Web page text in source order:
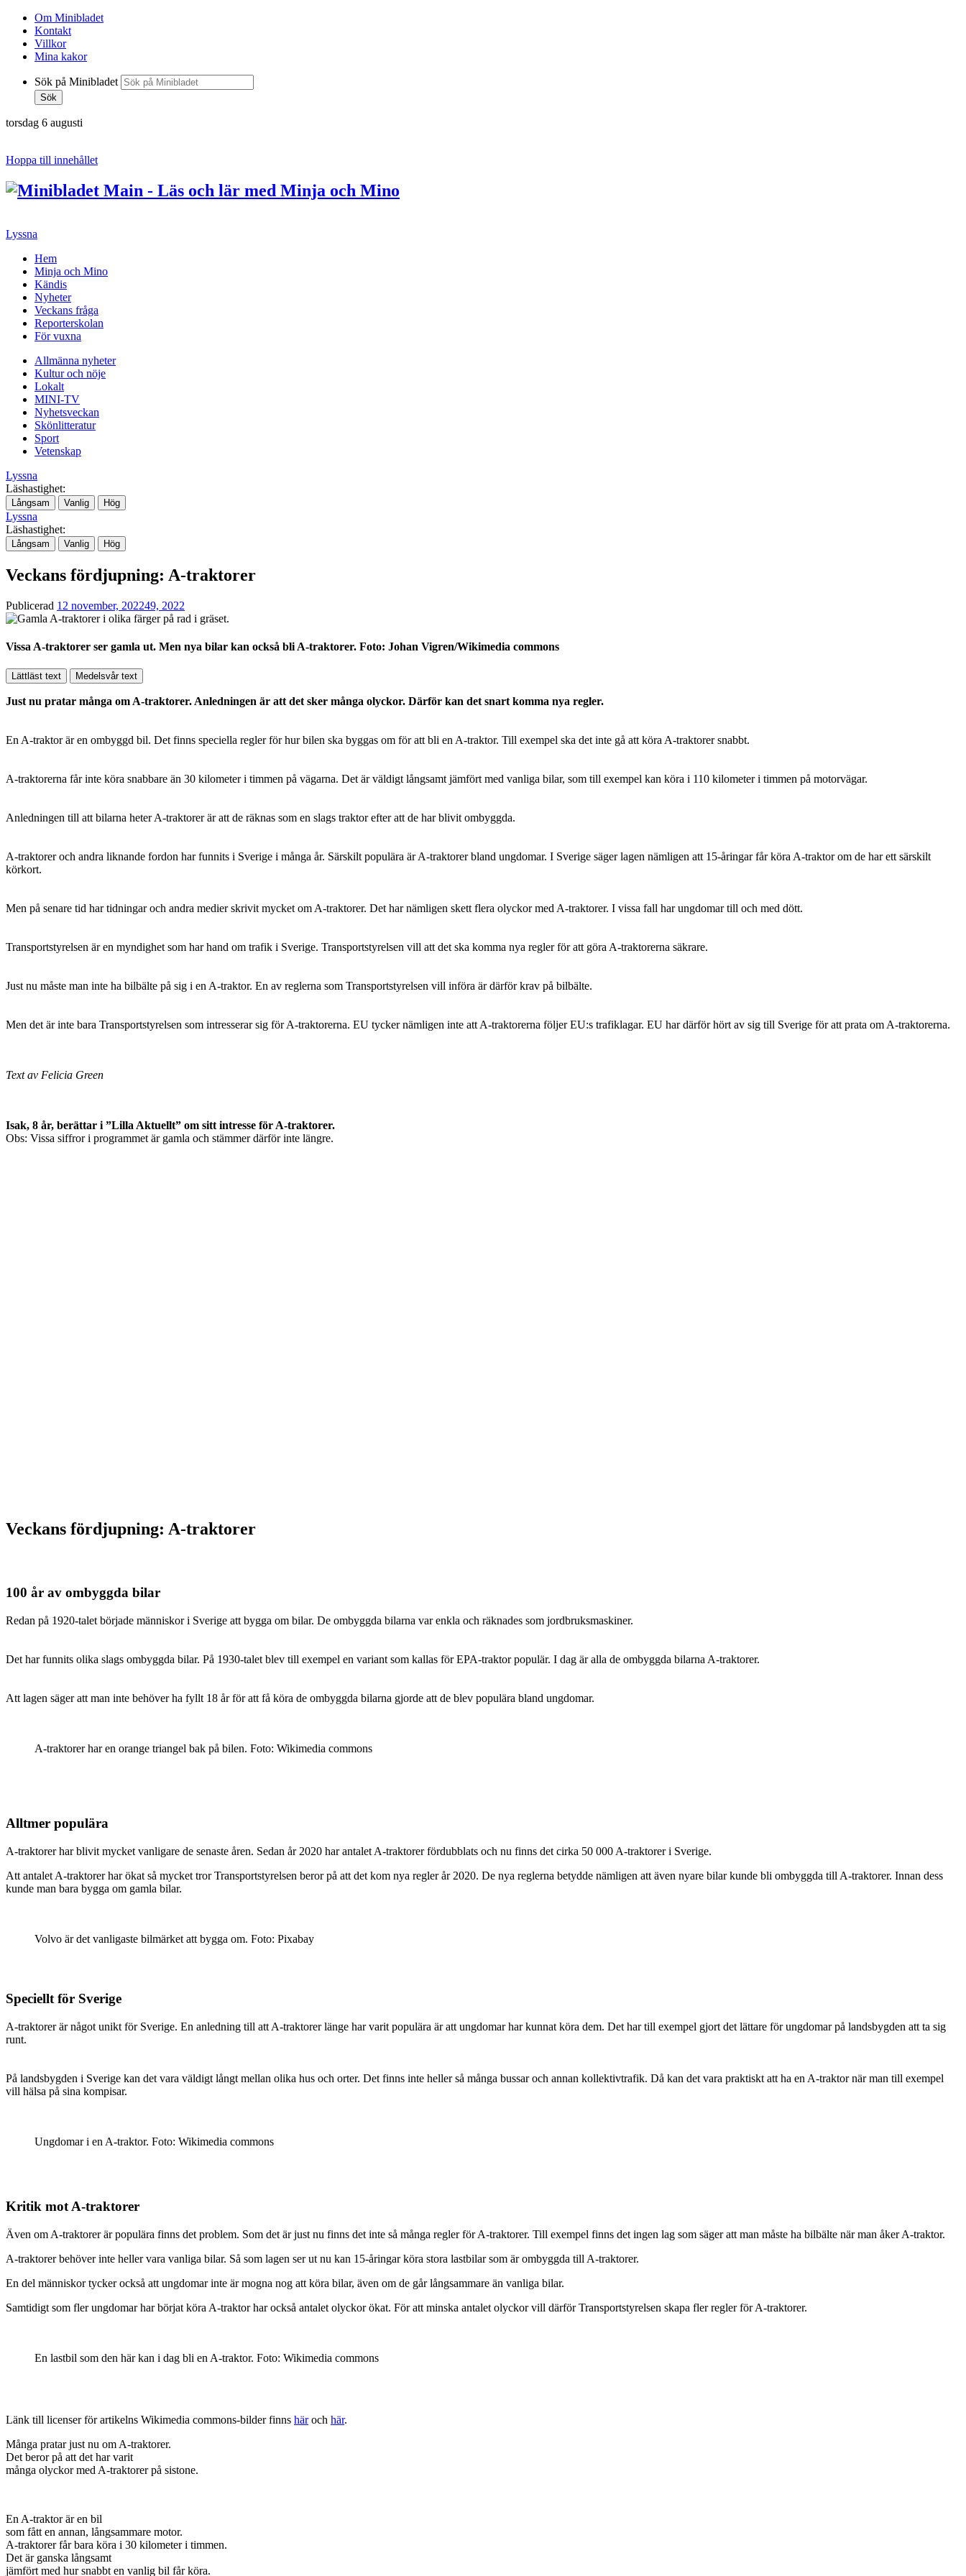
Om Minibladet
Kontakt
Villkor
Mina kakor
Sök på Minibladet
Sök
torsdag 6 augusti
Hoppa till innehållet
Lyssna
Hem
Minja och Mino
Kändis
Nyheter
Veckans fråga
Reporterskolan
För vuxna
Allmänna nyheter
Kultur och nöje
Lokalt
MINI-TV
Nyhetsveckan
Skönlitteratur
Sport
Vetenskap
Lyssna
Läshastighet:
Långsam Vanlig Hög
Lyssna
Läshastighet:
Långsam Vanlig Hög
Veckans fördjupning: A-traktorer
Publicerad 12 november, 202249, 2022
Vissa A-traktorer ser gamla ut. Men nya bilar kan också bli A-traktorer. Foto: Johan Vigren/Wikimedia commons
Lättläst text Medelsvår text
Just nu pratar många om A-traktorer. Anledningen är att det sker många olyckor. Därför kan det snart komma nya regler.
En A-traktor är en ombyggd bil. Det finns speciella regler för hur bilen ska byggas om för att bli en A-traktor. Till exempel ska det inte gå att köra A-traktorer snabbt.
A-traktorerna får inte köra snabbare än 30 kilometer i timmen på vägarna. Det är väldigt långsamt jämfört med vanliga bilar, som till exempel kan köra i 110 kilometer i timmen på motorvägar.
Anledningen till att bilarna heter A-traktorer är att de räknas som en slags traktor efter att de har blivit ombyggda.
A-traktorer och andra liknande fordon har funnits i Sverige i många år. Särskilt populära är A-traktorer bland ungdomar. I Sverige säger lagen nämligen att 15-åringar får köra A-traktor om de har ett särskilt
körkort.
Men på senare tid har tidningar och andra medier skrivit mycket om A-traktorer. Det har nämligen skett flera olyckor med A-traktorer. I vissa fall har ungdomar till och med dött.
Transportstyrelsen är en myndighet som har hand om trafik i Sverige. Transportstyrelsen vill att det ska komma nya regler för att göra A-traktorerna säkrare.
Just nu måste man inte ha bilbälte på sig i en A-traktor. En av reglerna som Transportstyrelsen vill införa är därför krav på bilbälte.
Men det är inte bara Transportstyrelsen som intresserar sig för A-traktorerna. EU tycker nämligen inte att A-traktorerna följer EU:s trafiklagar. EU har därför hört av sig till Sverige för att prata om A-traktorerna.
Text av Felicia Green
Isak, 8 år, berättar i ”Lilla Aktuellt” om sitt intresse för A-traktorer.
Obs: Vissa siffror i programmet är gamla och stämmer därför inte längre.
Veckans fördjupning: A-traktorer
100 år av ombyggda bilar
Redan på 1920-talet började människor i Sverige att bygga om bilar. De ombyggda bilarna var enkla och räknades som jordbruksmaskiner.
Det har funnits olika slags ombyggda bilar. På 1930-talet blev till exempel en variant som kallas för EPA-traktor populär. I dag är alla de ombyggda bilarna A-traktorer.
Att lagen säger att man inte behöver ha fyllt 18 år för att få köra de ombyggda bilarna gjorde att de blev populära bland ungdomar.
A-traktorer har en orange triangel bak på bilen. Foto: Wikimedia commons
Alltmer populära
A-traktorer har blivit mycket vanligare de senaste åren. Sedan år 2020 har antalet A-traktorer fördubblats och nu finns det cirka 50 000 A-traktorer i Sverige.
Att antalet A-traktorer har ökat så mycket tror Transportstyrelsen beror på att det kom nya regler år 2020. De nya reglerna betydde nämligen att även nyare bilar kunde bli ombyggda till A-traktorer. Innan dess
kunde man bara bygga om gamla bilar.
Volvo är det vanligaste bilmärket att bygga om. Foto: Pixabay
Speciellt för Sverige
A-traktorer är något unikt för Sverige. En anledning till att A-traktorer länge har varit populära är att ungdomar har kunnat köra dem. Det har till exempel gjort det lättare för ungdomar på landsbygden att ta sig
runt.
På landsbygden i Sverige kan det vara väldigt långt mellan olika hus och orter. Det finns inte heller så många bussar och annan kollektivtrafik. Då kan det vara praktiskt att ha en A-traktor när man till exempel
vill hälsa på sina kompisar.
Ungdomar i en A-traktor. Foto: Wikimedia commons
Kritik mot A-traktorer
Även om A-traktorer är populära finns det problem. Som det är just nu finns det inte så många regler för A-traktorer. Till exempel finns det ingen lag som säger att man måste ha bilbälte när man åker A-traktor.
A-traktorer behöver inte heller vara vanliga bilar. Så som lagen ser ut nu kan 15-åringar köra stora lastbilar som är ombyggda till A-traktorer.
En del människor tycker också att ungdomar inte är mogna nog att köra bilar, även om de går långsammare än vanliga bilar.
Samtidigt som fler ungdomar har börjat köra A-traktor har också antalet olyckor ökat. För att minska antalet olyckor vill därför Transportstyrelsen skapa fler regler för A-traktorer.
En lastbil som den här kan i dag bli en A-traktor. Foto: Wikimedia commons
Länk till licenser för artikelns Wikimedia commons-bilder finns häroch här.
Många pratar just nu om A-traktorer.
Det beror på att det har varit
många olyckor med A-traktorer på sistone.
En A-traktor är en bil
som fått en annan, långsammare motor.
A-traktorer får bara köra i 30 kilometer i timmen.
Det är ganska långsamt
jämfört med hur snabbt en vanlig bil får köra.